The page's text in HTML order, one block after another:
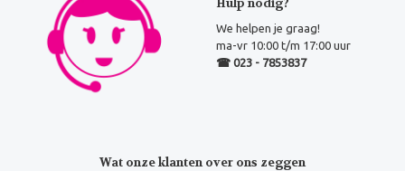
Hulp nodig?
We helpen je graag!
ma-vr 10:00 t/m 17:00 uur
☎ 023 - 7853837
Wat onze klanten over ons zeggen